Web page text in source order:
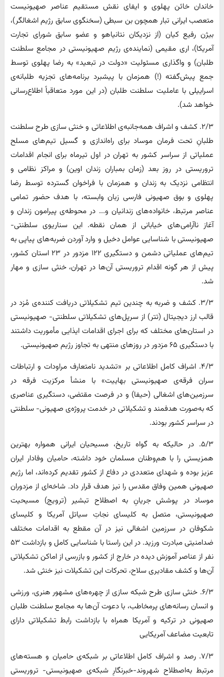
خاندان خائن پهلوی و ایفای نقش مستقیم عناصر صهیونیست
متعصب ایرانی تبار همچون بن سبطی (سخنگوی سابق رژیم اشغالگر)،
بیژن رفیع کیان (از نزدیکان نتانیاهو و عضو سابق شورای تجارت
آمریکا)، اری مقیمی (نماینده‌ی رژیم صهیونیستی در مجامع سلطنت
طلبان) و واگذاری مسئولیت «دولت در تبعید» به رضا پهلوی توسط
جمع پیش‌گفته (!) همزمان با پیشبرد برنامه‌های تجزیه طلبانه‌ی
اسراییلی با عاملیت سلطنت طلبان (در این مورد متعاقباً اطلاع‌رسانی
خواهد شد).
۲/۳. کشف و اشراف همه‌جانبه‌ی اطلاعاتی و خنثی سازی طرح سلطنت
طلبانِ تحت فرمان موساد برای راه‌اندازی و گسیل تیم‌های مسلح
عملیاتی از سراسر کشور به تهران در اول تیرماه برای انجام اقدامات
تروریستی در روز بعد (زمان بمباران زندان اوین) و مراکز نظامی و
انتظامی نزدیک به زندان و همزمان با فراخوان گسترده توسط رضا
پهلوی و بوق صهیونی فارسی زبان وابسته، با هدف حضور تمامی
عناصر مرتبط، خانواده‌های زندانیان و... در محوطه‌ی پیرامون زندان و
آغاز ناآرامی‌های خیابانی از همان نقطه. این سناریوی سلطنتی-
صهیونیستی با شناسایی عوامل دخیل و وارد آوردن ضربه‌های پیاپی به
تیم‌های عملیاتی دشمن و دستگیری ۱۲۲ مزدور در ۲۳ استان کشور،
پیش از هر گونه اقدام تروریستی آن‌ها در تهران، خنثی سازی و مهار
شد.
۳/۳. کشف و ضربه به چندین تیم تشکیلاتی دریافت کننده‌ی مُزد در
قالب ارز دیجیتال (تتر) از سرپل‌های تشکیلاتی سلطنتی- صهیونیستی
در استان‌های مختلف که برای اجرای اقدامات ایذایی مأموریت داشتند
با دستگیری ۶۵ مزدور در روزهای منتهی به تجاوز رژیم صهیونیستی.
۴/۳. اشراف کامل اطلاعاتی بر «تشدید نامتعارف مراودات و ارتباطات
سران فرقه‌ی صهیونیستی بهاییت» با منشأ مرکزیت فرقه در
سرزمین‌های اشغالی (حیفا) و در فرصت مقتضی، دستگیری عناصری
که به‌صورت هدفمند و تشکیلاتی در خدمت پروژه‌ی صهیونی- سلطنتی
در سراسر کشور بودند.
۵/۳. در حالیکه به گواه تاریخ، مسیحیان ایرانی همواره بهترین
همزیستی را با هم‌وطنان مسلمان خود داشته، حامیان وفادار ایران
عزیز بوده و شهدای متعددی در دفاع از کشور تقدیم کرده‌اند، اما رژیم
صهیونی همین وفاق مقدس را نیز هدف قرار داد. شاخه‌ای از مزدوران
موساد در پوشش جریانِ به اصطلاح تبشیر (ترویج) مسیحیت
صهیونیستی، متصل به کلیسای نجاتِ سیاتل آمریکا و کلیسای
شکوفان در سرزمین اشغالی نیز در آن مقطع به اقدامات مختلف
ضدامنیتی مبادرت ورزید. در این راستا با شناسایی کامل و بازداشت ۵۳
نفر از عناصر آموزش دیده در خارج از کشور و بازرسی از اماکن تشکیلاتی
آن‌ها و کشف مقادیری سلاح، تحرکات این تشکیلات نیز خنثی شد.
۶/۳. خنثی سازی طرح شبکه سازی از چهره‌های مشهور هنری، ورزشی
و انسان رسانه‌های پرمخاطب، با دعوت آن‌ها به مجامع سلطنت طلبان
صهیونی در ترکیه و آمریکا همراه با بازداشت رابط تشکیلاتی دارای
تابعیت مضاعف آمریکایی
۷/۳. رصد و اشراف کامل اطلاعاتی بر شبکه‌ی حامیان و هسته‌های
مرتبط به‌اصطلاح شهروند-خبرنگارِ شبکه‌ی صهیونیستی- تروریستی